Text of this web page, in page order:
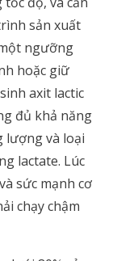
sản xuất
ngưỡng
hoặc giữ
axit lactic
đủ khả năng
lượng và loại
lactate. Lúc
sức mạnh cơ
chạy chậm